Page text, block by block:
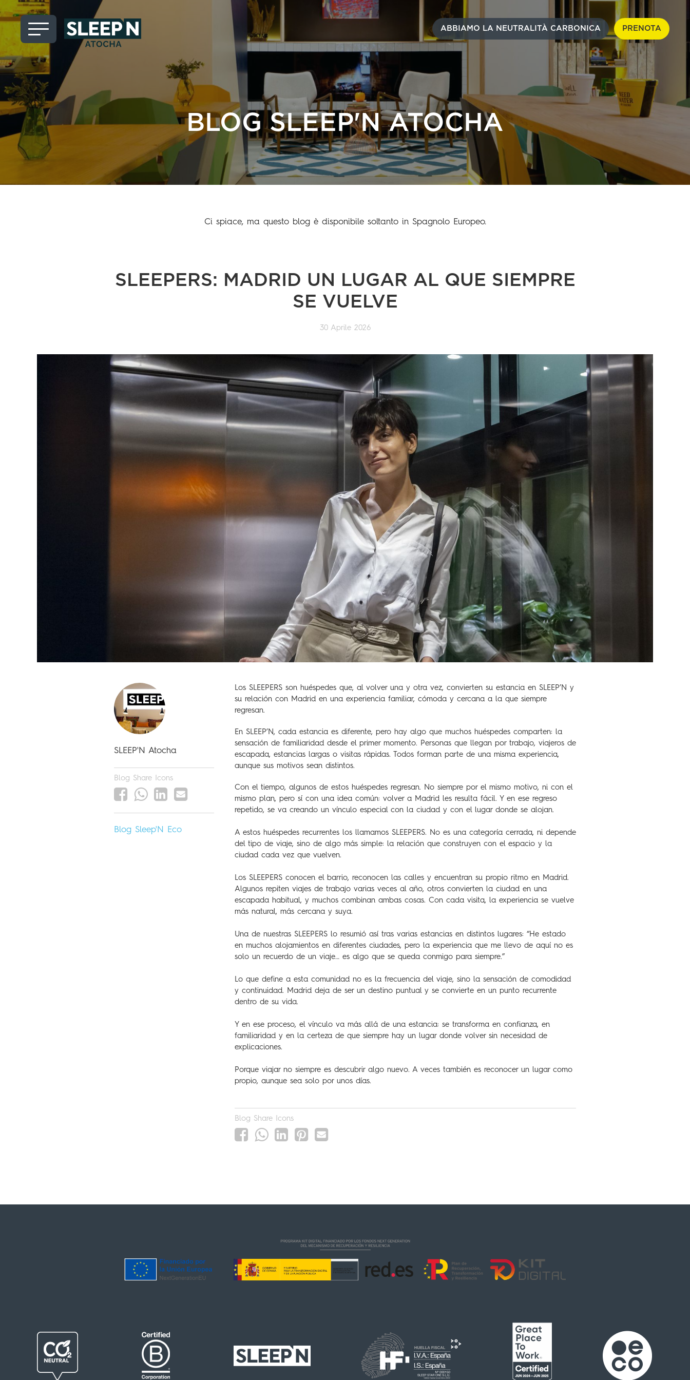
BLOG SLEEP'N ATOCHA
ABBIAMO LA NEUTRALITÀ CARBONICA PRENOTA
Ci spiace, ma questo blog è disponibile soltanto in Spagnolo Europeo.
SLEEPERS: MADRID UN LUGAR AL QUE SIEMPRE
SE VUELVE
30 Aprile 2026
Los SLEEPERS son huéspedes que, al volver una y otra vez, convierten su estancia en SLEEP’N y
su relación con Madrid en una experiencia familiar, cómoda y cercana a la que siempre
regresan.
En SLEEP’N, cada estancia es diferente, pero hay algo que muchos huéspedes comparten: la
sensación de familiaridad desde el primer momento. Personas que llegan por trabajo, viajeros de
escapada, estancias largas o visitas rápidas. Todos forman parte de una misma experiencia,
aunque sus motivos sean distintos.
Con el tiempo, algunos de estos huéspedes regresan. No siempre por el mismo motivo, ni con el
mismo plan, pero sí con una idea común: volver a Madrid les resulta fácil. Y en ese regreso
repetido, se va creando un vínculo especial con la ciudad y con el lugar donde se alojan.
A estos huéspedes recurrentes los llamamos SLEEPERS. No es una categoría cerrada, ni depende
del tipo de viaje, sino de algo más simple: la relación que construyen con el espacio y la
ciudad cada vez que vuelven.
Los SLEEPERS conocen el barrio, reconocen las calles y encuentran su propio ritmo en Madrid.
Algunos repiten viajes de trabajo varias veces al año, otros convierten la ciudad en una
escapada habitual, y muchos combinan ambas cosas. Con cada visita, la experiencia se vuelve
más natural, más cercana y suya.
Una de nuestras SLEEPERS lo resumió así tras varias estancias en distintos lugares: “He estado
en muchos alojamientos en diferentes ciudades, pero la experiencia que me llevo de aquí no es
solo un recuerdo de un viaje… es algo que se queda conmigo para siempre.”
Lo que define a esta comunidad no es la frecuencia del viaje, sino la sensación de comodidad
y continuidad. Madrid deja de ser un destino puntual y se convierte en un punto recurrente
dentro de su vida.
Y en ese proceso, el vínculo va más allá de una estancia: se transforma en confianza, en
familiaridad y en la certeza de que siempre hay un lugar donde volver sin necesidad de
explicaciones.
Porque viajar no siempre es descubrir algo nuevo. A veces también es reconocer un lugar como
propio, aunque sea solo por unos días.
Blog Share Icons
SLEEP'N Atocha
Blog Share Icons
Blog Sleep'N Eco